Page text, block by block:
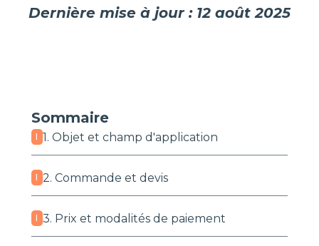
Dernière mise à jour : 12 août 2025
Sommaire
I 1. Objet et champ d'application
I 2. Commande et devis
I 3. Prix et modalités de paiement